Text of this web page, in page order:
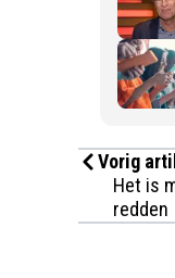
Vorig
Het is
redden